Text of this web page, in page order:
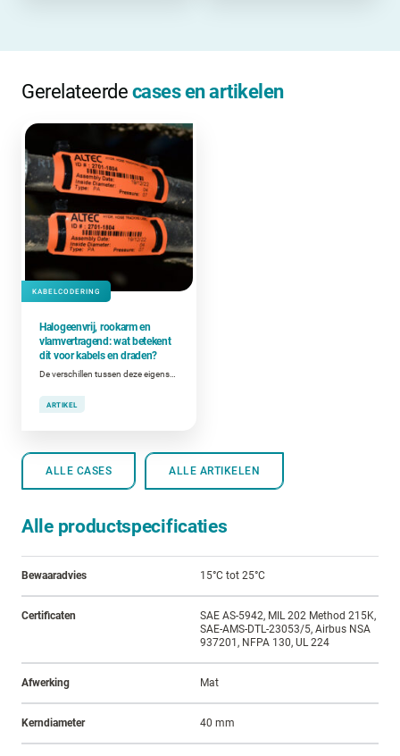
Gerelateerde cases en artikelen
KABELCODERING
Halogeenvrij, rookarm en
vlamvertragend: wat betekent
dit voor kabels en draden?
ARTIKEL
ALLE CASES ALLE ARTIKELEN
Alle productspecificaties
Bewaaradvies 15°C tot 25°C
Certificaten
SAE AS-5942, MIL 202 Method 215K,
SAE-AMS-DTL-23053/5, Airbus NSA
937201, NFPA 130, UL 224
Afwerking Mat
Kerndiameter 40 mm